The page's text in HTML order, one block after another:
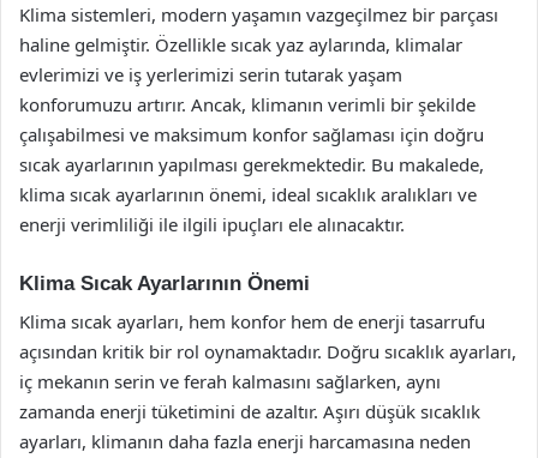
Klima sistemleri, modern yaşamın vazgeçilmez bir parçası
haline gelmiştir. Özellikle sıcak yaz aylarında, klimalar
evlerimizi ve iş yerlerimizi serin tutarak yaşam
konforumuzu artırır. Ancak, klimanın verimli bir şekilde
çalışabilmesi ve maksimum konfor sağlaması için doğru
sıcak ayarlarının yapılması gerekmektedir. Bu makalede,
klima sıcak ayarlarının önemi, ideal sıcaklık aralıkları ve
enerji verimliliği ile ilgili ipuçları ele alınacaktır.
Klima Sıcak Ayarlarının Önemi
Klima sıcak ayarları, hem konfor hem de enerji tasarrufu
açısından kritik bir rol oynamaktadır. Doğru sıcaklık ayarları,
iç mekanın serin ve ferah kalmasını sağlarken, aynı
zamanda enerji tüketimini de azaltır. Aşırı düşük sıcaklık
ayarları, klimanın daha fazla enerji harcamasına neden